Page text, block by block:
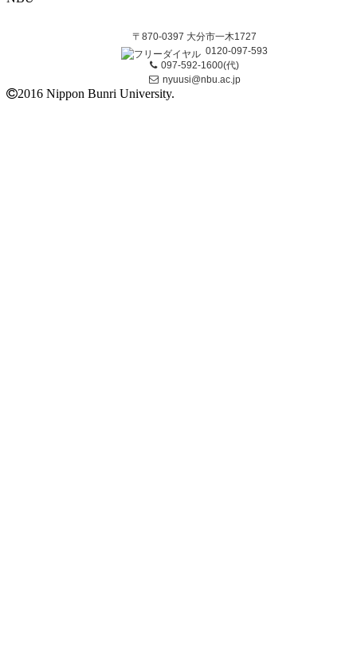
〒870-0397 大分市一木1727
0120-097-593
097-592-1600(代)
nyuusi@nbu.ac.jp
2016 Nippon Bunri University.